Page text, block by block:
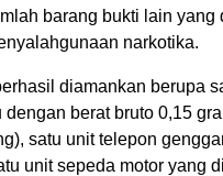
barang bukti lain yang
narkotika.
diamankan berupa
berat bruto 0,15
satu unit telepon
unit sepeda motor yang